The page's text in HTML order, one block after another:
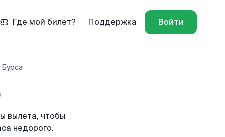
Где мой билет? Поддержка Войти
Бурса
вылета, чтобы
недорого.